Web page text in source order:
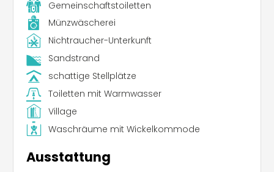
Gemeinschaftstoiletten
Münzwäscherei
Nichtraucher-Unterkunft
Sandstrand
schattige Stellplätze
Toiletten mit Warmwasser
Village
Waschräume mit Wickelkommode
Ausstattung